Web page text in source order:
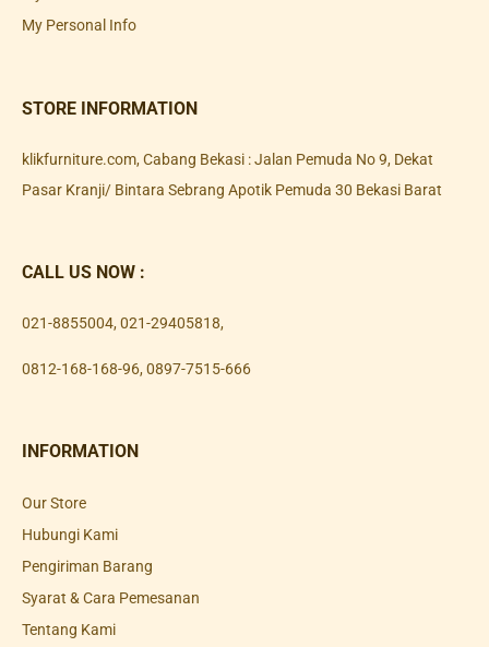
My Personal Info
STORE INFORMATION
klikfurniture.com, Cabang Bekasi : Jalan Pemuda No 9, Dekat
Pasar Kranji/ Bintara Sebrang Apotik Pemuda 30 Bekasi Barat
CALL US NOW :
021-8855004, 021-29405818,
0812-168-168-96, 0897-7515-666
INFORMATION
Our Store
Hubungi Kami
Pengiriman Barang
Syarat & Cara Pemesanan
Tentang Kami